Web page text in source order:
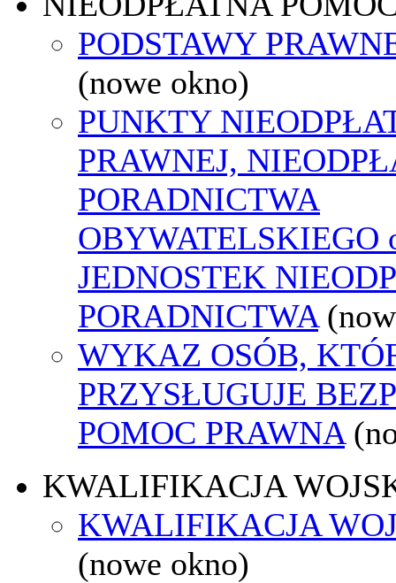
PODSTAWY
(nowe okno)
PUNKTY
PRAWNEJ,
PORADNICTWA
OBYWATELSKIEGO
JEDNOSTEK
PORADNICTWA
WYKAZ OSÓB,
PRZYSŁUGUJE
POMOC PRAWNA
KWALIFIKACJA
KWALIFIKACJA
(nowe okno)